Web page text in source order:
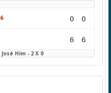
0 0
6 6
Him - 2 X 0